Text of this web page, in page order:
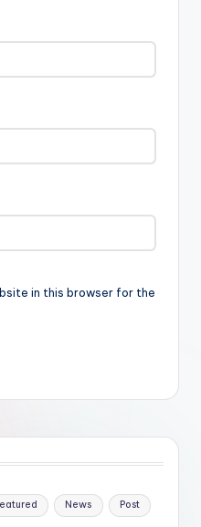
in this browser for the
News Post